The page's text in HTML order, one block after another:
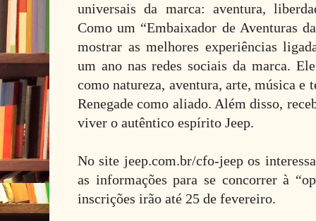
universais da marca: aventura,
Como um “Embaixador de Aventuras
mostrar as melhores experiências
um ano nas redes sociais da marca.
como natureza, aventura, arte, música e
Renegade como aliado. Além disso,
viver o autêntico espírito Jeep.
No site jeep.com.br/cfo-jeep os
as informações para se concorrer à
inscrições irão até 25 de fevereiro.